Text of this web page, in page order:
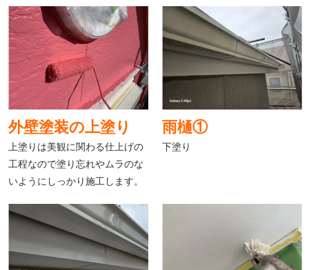
外壁塗装の上塗り
上塗りは美観に関わる仕上げの
工程なので塗り忘れやムラのな
いようにしっかり施工します。
雨樋①
下塗り